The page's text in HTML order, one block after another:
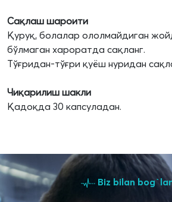
Сақлаш шароити
Қуруқ, болалар ололмайдиган
бўлмаган хароратда сақланг.
Тўғридан-тўғри қуёш нуридан
Чиқарилиш шакли
Қадоқда 30 капсуладан.
Biz bilan